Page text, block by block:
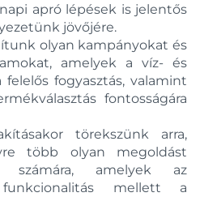
apró lépések is jelentős
jövőjére.
olyan kampányokat és
amelyek a víz- és
felelős fogyasztás, valamint
fontosságára
törekszünk arra,
több olyan megoldást
számára, amelyek az
mellett a